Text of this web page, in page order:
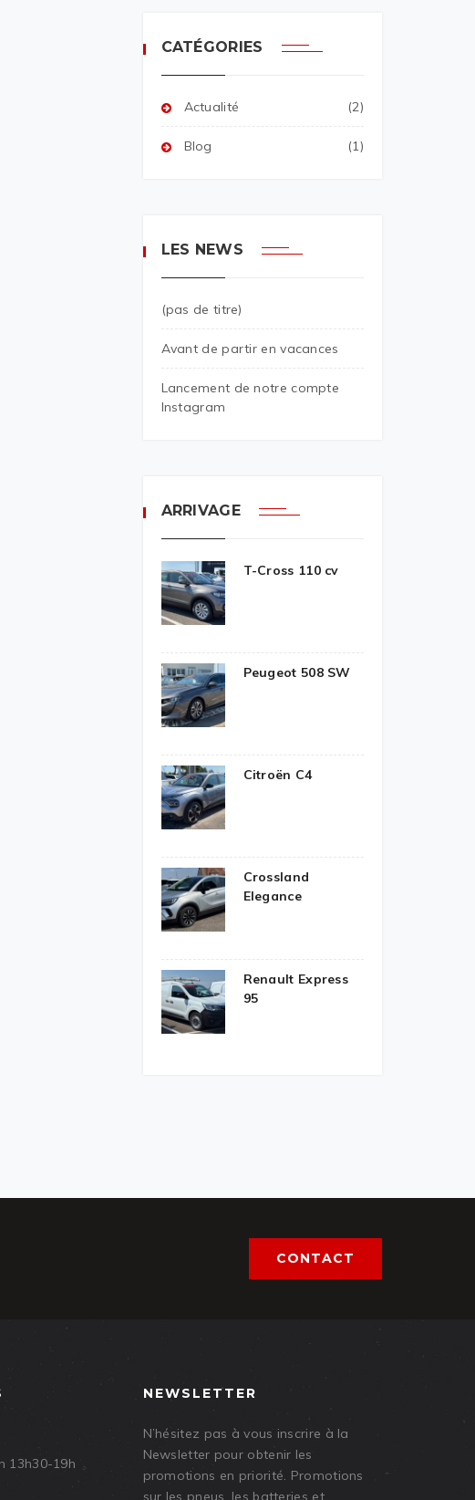
CATÉGORIES
Actualité (2)
Blog (1)
LES NEWS
(pas de titre)
Avant de partir en vacances
Lancement de notre compte
Instagram
ARRIVAGE
T-Cross 110 cv
Peugeot 508 SW
Citroën C4
Crossland
Elegance
Renault Express
95
CONTACT
13h30-19h
NEWSLETTER
N’hésitez pas à vous inscrire à la
Newsletter pour obtenir les
promotions en priorité. Promotions
sur les pneus, les batteries et